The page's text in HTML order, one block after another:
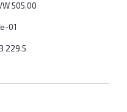
505.00
01
229.5